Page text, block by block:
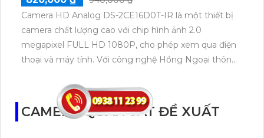
Camera HD Analog DS-2CE16D0T-IR là một thiết bị
camera chất lượng cao với chip hình ảnh 2.0
megapixel FULL HD 1080P, cho phép xem qua điện
thoại và máy tính. Với công nghệ Hồng Ngoại thông
ánh sáng yếu. Công nghệ Hồng Ngoại 20m cho
phép quan sát ban đêm. Thiết bị này là một camera
chuyên dụng cho gia đình, có hình ảnh sắc nét và
CAMERA QUAN SÁT ĐỀ XUẤT